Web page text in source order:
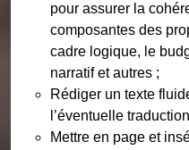
pour assurer la
composantes des
cadre logique, le
narratif et autres ;
Rédiger un texte
l’éventuelle
Mettre en page et